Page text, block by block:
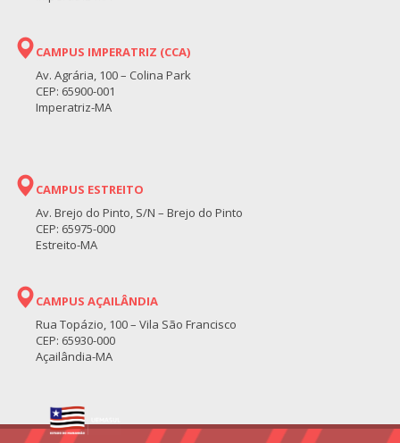
CAMPUS IMPERATRIZ (CCA)
Av. Agrária, 100 – Colina Park
CEP: 65900-001
Imperatriz-MA
CAMPUS ESTREITO
Av. Brejo do Pinto, S/N – Brejo do Pinto
CEP: 65975-000
Estreito-MA
CAMPUS AÇAILÂNDIA
Rua Topázio, 100 – Vila São Francisco
CEP: 65930-000
Açailândia-MA